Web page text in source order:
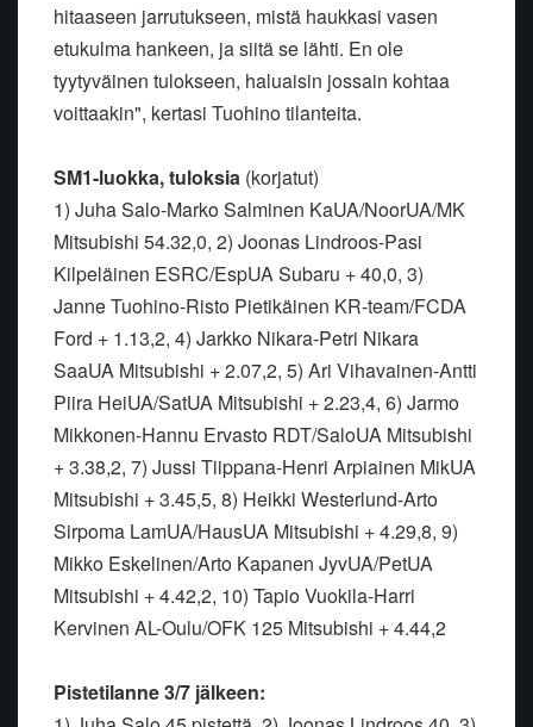
hitaaseen jarrutukseen, mistä haukkasi vasen
etukulma hankeen, ja siitä se lähti. En ole
tyytyväinen tulokseen, haluaisin jossain kohtaa
voittaakin", kertasi Tuohino tilanteita.
SM1-luokka, tuloksia (korjatut)
1) Juha Salo-Marko Salminen KaUA/NoorUA/MK
Mitsubishi 54.32,0, 2) Joonas Lindroos-Pasi
Kilpeläinen ESRC/EspUA Subaru + 40,0, 3)
Janne Tuohino-Risto Pietikäinen KR-team/FCDA
Ford + 1.13,2, 4) Jarkko Nikara-Petri Nikara
SaaUA Mitsubishi + 2.07,2, 5) Ari Vihavainen-Antti
Piira HeiUA/SatUA Mitsubishi + 2.23,4, 6) Jarmo
Mikkonen-Hannu Ervasto RDT/SaloUA Mitsubishi
+ 3.38,2, 7) Jussi Tiippana-Henri Arpiainen MikUA
Mitsubishi + 3.45,5, 8) Heikki Westerlund-Arto
Sirpoma LamUA/HausUA Mitsubishi + 4.29,8, 9)
Mikko Eskelinen/Arto Kapanen JyvUA/PetUA
Mitsubishi + 4.42,2, 10) Tapio Vuokila-Harri
Kervinen AL-Oulu/OFK 125 Mitsubishi + 4.44,2
Pistetilanne 3/7 jälkeen: